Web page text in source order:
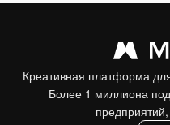
Креативная платформа
Более 1 миллиона
предприятий,